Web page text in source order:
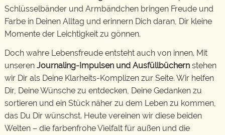
Schlüsselbänder und Armbändchen bringen Freude und
Farbe in Deinen Alltag und erinnern Dich daran, Dir kleine
Momente der Leichtigkeit zu gönnen.
Doch wahre Lebensfreude entsteht auch von innen. Mit
unseren Journaling-Impulsen und Ausfüllbüchern stehen
wir Dir als Deine Klarheits-Komplizen zur Seite. Wir helfen
Dir, Deine Wünsche zu entdecken, Deine Gedanken zu
sortieren und ein Stück näher zu dem Leben zu kommen,
das Du Dir wünschst. Heute vereinen wir diese beiden
Welten – die farbenfrohe Vielfalt für außen und die